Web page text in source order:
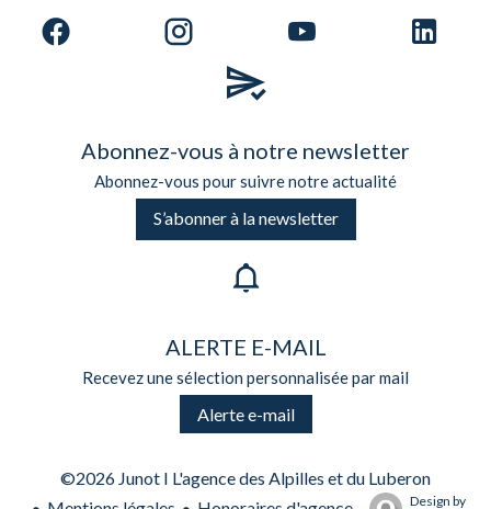
Abonnez-vous à notre newsletter
Abonnez-vous pour suivre notre actualité
S’abonner à la newsletter
ALERTE E-MAIL
Recevez une sélection personnalisée par mail
Alerte e-mail
©2026 Junot I L'agence des Alpilles et du Luberon
Design by